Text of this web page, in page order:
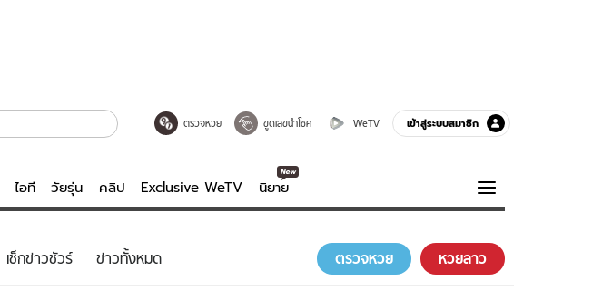
ตรวจหวย ขูดเลขนำโชค WeTV เข้าสู่ระบบสมาชิก
ไอที วัยรุ่น คลิป Exclusive WeTV นิยาย
บันเทิงครบรส ความรู้รอบตัว
ฮาวทู
เช็กข่าวชัวร์ ข่าวทั้งหมด ตรวจหวย หวยลาว